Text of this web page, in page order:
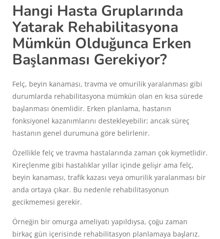
Hangi Hasta Gruplarında
Yatarak Rehabilitasyona
Mümkün Olduğunca Erken
Başlanması Gerekiyor?
Felç, beyin kanaması, travma ve omurilik yaralanması gibi
durumlarda rehabilitasyona mümkün olan en kısa sürede
başlanması önemlidir. Erken planlama, hastanın
fonksiyonel kazanımlarını destekleyebilir; ancak süreç
hastanın genel durumuna göre belirlenir.
Özellikle felç ve travma hastalarında zaman çok kıymetlidir.
Kireçlenme gibi hastalıklar yıllar içinde gelişir ama felç,
beyin kanaması, trafik kazası veya omurilik yaralanması bir
anda ortaya çıkar. Bu nedenle rehabilitasyonun
gecikmemesi gerekir.
Örneğin bir omurga ameliyatı yapıldıysa, çoğu zaman
birkaç gün içerisinde rehabilitasyon planlamaya başlarız.